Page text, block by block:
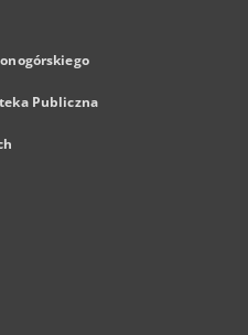
Publiczna